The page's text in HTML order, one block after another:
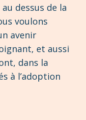
dessus de la
voulons
avenir
et aussi
dans la
à l’adoption